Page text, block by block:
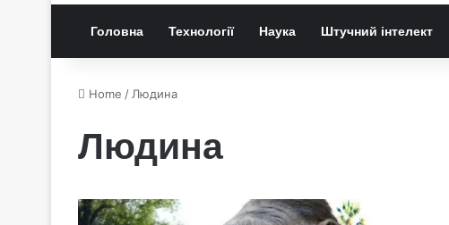
Головна Технології Наука Штучний інтелект
Home / Людина
Людина